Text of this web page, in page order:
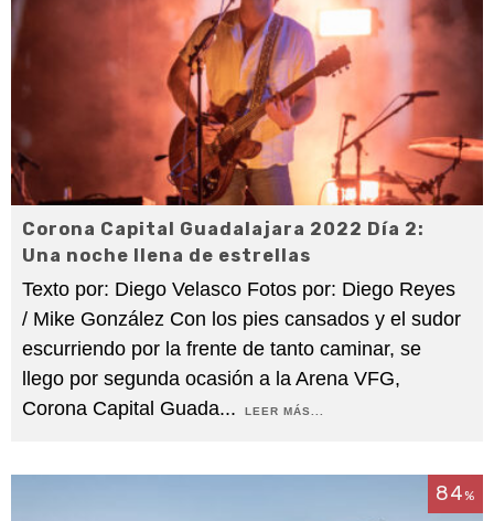
Corona Capital Guadalajara 2022 Día 2:
Una noche llena de estrellas
Texto por: Diego Velasco Fotos por: Diego Reyes
/ Mike González Con los pies cansados y el sudor
escurriendo por la frente de tanto caminar, se
llego por segunda ocasión a la Arena VFG,
Corona Capital Guada... LEER MÁS...
84%